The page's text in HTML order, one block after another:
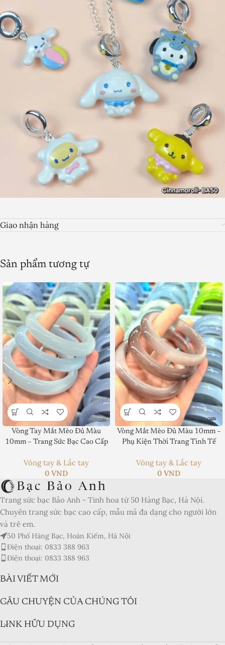
Product SKU:
Product Brand:
Product Currency:
Price Valid Until:
Product In-Stock:
Xếp hạng của biên tập viên:
Giao nhận hàng
Sản phẩm tương tự
Vòng Tay Mắt Mèo Đủ Màu
10mm – Trang Sức Bạc Cao Cấp
Vòng tay & Lắc tay
0 VND
Vòng Mắt Mèo Đủ Màu 10mm –
Phụ Kiện Thời Trang Tinh Tế
Vòng tay & Lắc tay
0 VND
Trang sức bạc Bảo Anh - Tinh hoa từ 50 Hàng Bạc, Hà Nội.
Chuyên trang sức bạc cao cấp, mẫu mã đa dạng cho người lớn
và trẻ em.
50 Phố Hàng Bạc, Hoàn Kiếm, Hà Nội
Điện thoại: 0833 388 963
Điện thoại: 0833 388 963
BÀI VIẾT MỚI
CÂU CHUYỆN CỦA CHÚNG TÔI
LINK HỮU DỤNG